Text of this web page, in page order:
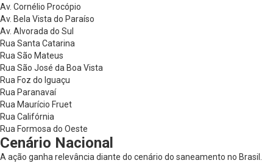
Av. Cornélio Procópio
Av. Bela Vista do Paraíso
Av. Alvorada do Sul
Rua Santa Catarina
Rua São Mateus
Rua São José da Boa Vista
Rua Foz do Iguaçu
Rua Paranavaí
Rua Maurício Fruet
Rua Califórnia
Rua Formosa do Oeste
Cenário Nacional
A ação ganha relevância diante do cenário do saneamento no Brasil.